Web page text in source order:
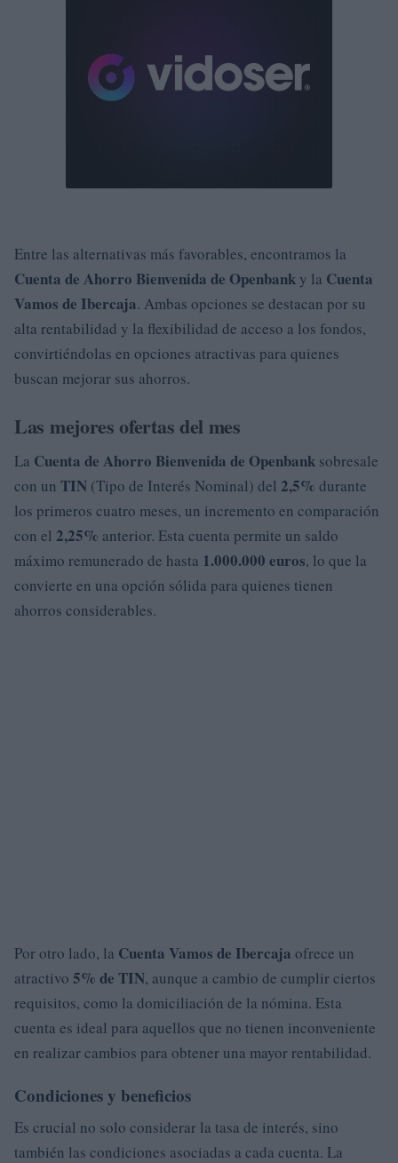
Entre las alternativas más favorables, encontramos la
Cuenta de Ahorro Bienvenida de Openbank y la Cuenta
Vamos de Ibercaja. Ambas opciones se destacan por su
alta rentabilidad y la flexibilidad de acceso a los fondos,
convirtiéndolas en opciones atractivas para quienes
buscan mejorar sus ahorros.
Las mejores ofertas del mes
La Cuenta de Ahorro Bienvenida de Openbank sobresale
con un TIN (Tipo de Interés Nominal) del 2,5% durante
los primeros cuatro meses, un incremento en comparación
con el 2,25% anterior. Esta cuenta permite un saldo
máximo remunerado de hasta 1.000.000 euros, lo que la
convierte en una opción sólida para quienes tienen
ahorros considerables.
Por otro lado, la Cuenta Vamos de Ibercaja ofrece un
atractivo 5% de TIN, aunque a cambio de cumplir ciertos
requisitos, como la domiciliación de la nómina. Esta
cuenta es ideal para aquellos que no tienen inconveniente
en realizar cambios para obtener una mayor rentabilidad.
Condiciones y beneficios
Es crucial no solo considerar la tasa de interés, sino
también las condiciones asociadas a cada cuenta. La